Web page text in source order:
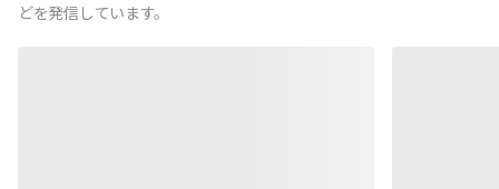
どを発信しています。